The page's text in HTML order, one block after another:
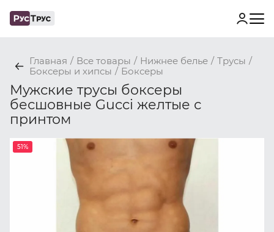
Главная / Все товары / Нижнее белье / Трусы /
Боксеры и хипсы / Боксеры
Мужские трусы боксеры
бесшовные Gucci желтые с
принтом
51%